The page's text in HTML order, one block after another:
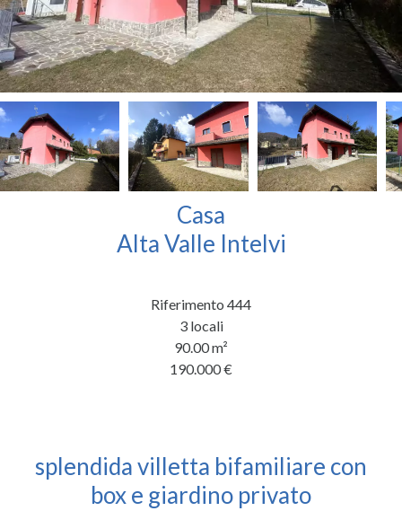
Casa
Alta Valle Intelvi
Riferimento 444
3 locali
90.00m²
190.000 €
splendida villetta bifamiliare con
box e giardino privato